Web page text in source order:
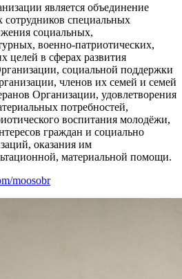
является объединение
специальных
социальных,
военно-патриотических,
целей в сферах развития
социальной поддержки
членов их семей и семей
Организации, удовлетворения
потребностей,
воспитания молодёжи,
граждан и социально
оказания им
материальной помощи.
moosobr